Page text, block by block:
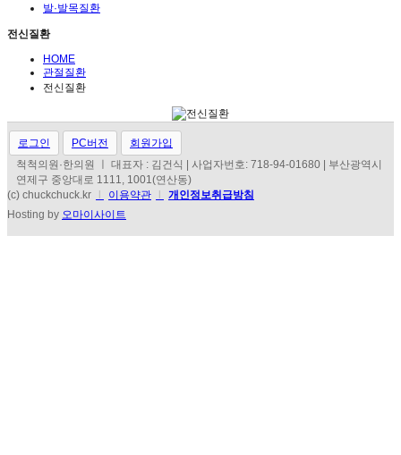
발·발목질환
전신질환
HOME
관절질환
전신질환
로그인 PC버전
회원가입
척척의원·한의원 ㅣ 대표자 : 김건식 | 사업자번호: 718-94-01680 | 부산광역시
연제구 중앙대로 1111, 1001(연산동)
(c) chuckchuck.kr
이용약관
개인정보취급방침
Hosting by 오마이사이트